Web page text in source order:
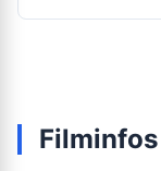
Filminfos